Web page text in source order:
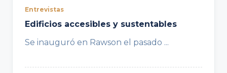
Entrevistas
Edificios accesibles y sustentables
Se inauguró en Rawson el pasado ...